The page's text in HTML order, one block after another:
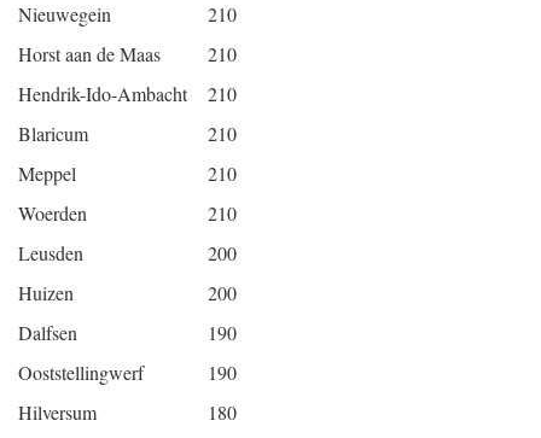
Nieuwegein
210
Horst aan de Maas
210
Hendrik-Ido-Ambacht
210
Blaricum
210
Meppel
210
Woerden
210
Leusden
200
Huizen
200
Dalfsen
190
Ooststellingwerf
190
Hilversum
180